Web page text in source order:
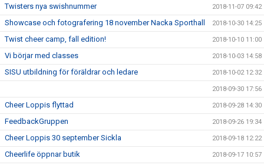
Twisters nya swishnummer 2018-11-07 09:42
Showcase och fotografering 18 november Nacka Sporthall 2018-10-30 14:25
Twist cheer camp, fall edition! 2018-10-10 11:00
Vi börjar med classes 2018-10-03 14:58
SISU utbildning för föräldrar och ledare 2018-10-02 12:32
2018-09-30 17:56
Cheer Loppis flyttad 2018-09-28 14:30
FeedbackGruppen 2018-09-26 19:34
Cheer Loppis 30 september Sickla 2018-09-18 12:22
Cheerlife öppnar butik 2018-09-17 10:57